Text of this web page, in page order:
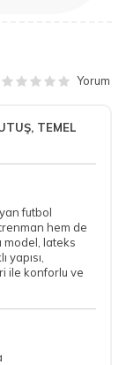
Yorum
TEMEL
futbol
hem de
model, lateks
ile konforlu ve